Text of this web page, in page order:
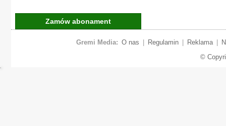
Zamów abonament
Gremi Media: O nas Regulamin Reklama
©